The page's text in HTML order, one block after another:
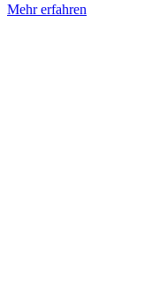
Mehr erfahren